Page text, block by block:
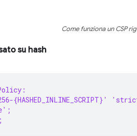
Come funziona un CSP
su hash
{HASHED_INLINE_SCRIPT}'